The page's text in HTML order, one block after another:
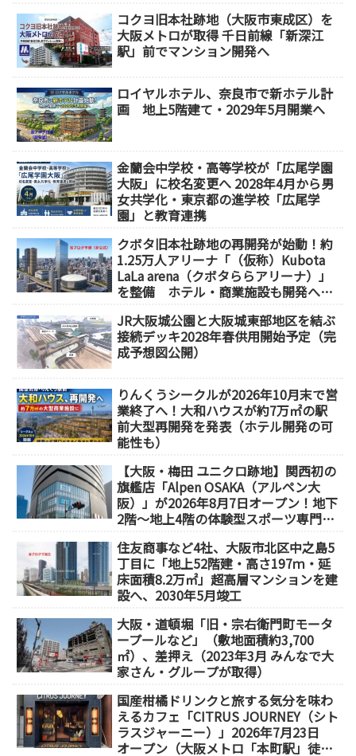
コクヨ旧本社跡地（大阪市東成区）を
大阪メトロが取得 千日前線「新深江
駅」前でマンション開発へ
ロイヤルホテル、奈良市で新ホテル計
画 地上5階建て・2029年5月開業へ
金蘭会中学校・高等学校が「広尾学園
大阪」に校名変更へ 2028年4月から男
女共学化・東京都の進学校「広尾学
園」と教育連携
クボタ旧本社跡地の再開発が始動！約
1.25万人アリーナ「（仮称）Kubota
LaLa arena（クボタららアリーナ）」
を整備 ホテル・商業施設も開発へ
JR大阪城公園と大阪城東部地区を結ぶ
接続デッキ2028年春供用開始予定（完
成予想図公開）
りんくうシークルが2026年10月末で営
業終了へ！大和ハウスが約7万㎡の駅
前大型再開発を発表（ホテル開発の可
能性も）
【大阪・梅田 ユニクロ跡地】関西初の
旗艦店「Alpen OSAKA（アルペン大
阪）」が2026年8月7日オープン！地下
2階～地上4階の体験型スポーツ専門店
住友商事など4社、大阪市北区中之島5
丁目に「地上52階建・高さ197ｍ・延
床面積8.2万㎡」超高層マンションを建
設へ、2030年5月竣工
大阪・道頓堀「旧・宗右衛門町モータ
ープールなど」（敷地面積約3,700
㎡）、差押え（2023年3月 みんなで大
家さん・グループが取得）
国産柑橘ドリンクと旅する気分を味わ
えるカフェ「CITRUS JOURNEY（シト
ラスジャーニー）」2026年7月23日
オープン（大阪メトロ「本町駅」徒歩